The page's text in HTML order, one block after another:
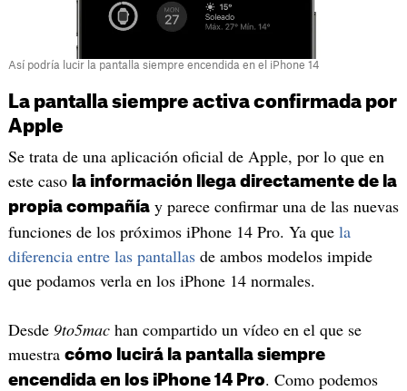
Así podría lucir la pantalla siempre encendida en el iPhone 14
La pantalla siempre activa confirmada por
Apple
Se trata de una aplicación oficial de Apple, por lo que en
este caso la información llega directamente de la
propia compañíay parece confirmar una de las nuevas
funciones de los próximos iPhone 14 Pro. Ya que la
diferencia entre las pantallasde ambos modelos impide
que podamos verla en los iPhone 14 normales.
Desde 9to5machan compartido un vídeo en el que se
muestra cómo lucirá la pantalla siempre
encendida en los iPhone 14 Pro. Como podemos